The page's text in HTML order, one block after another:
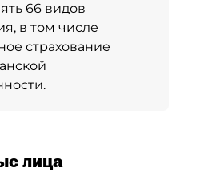
66 видов
в том числе
страхование
лица